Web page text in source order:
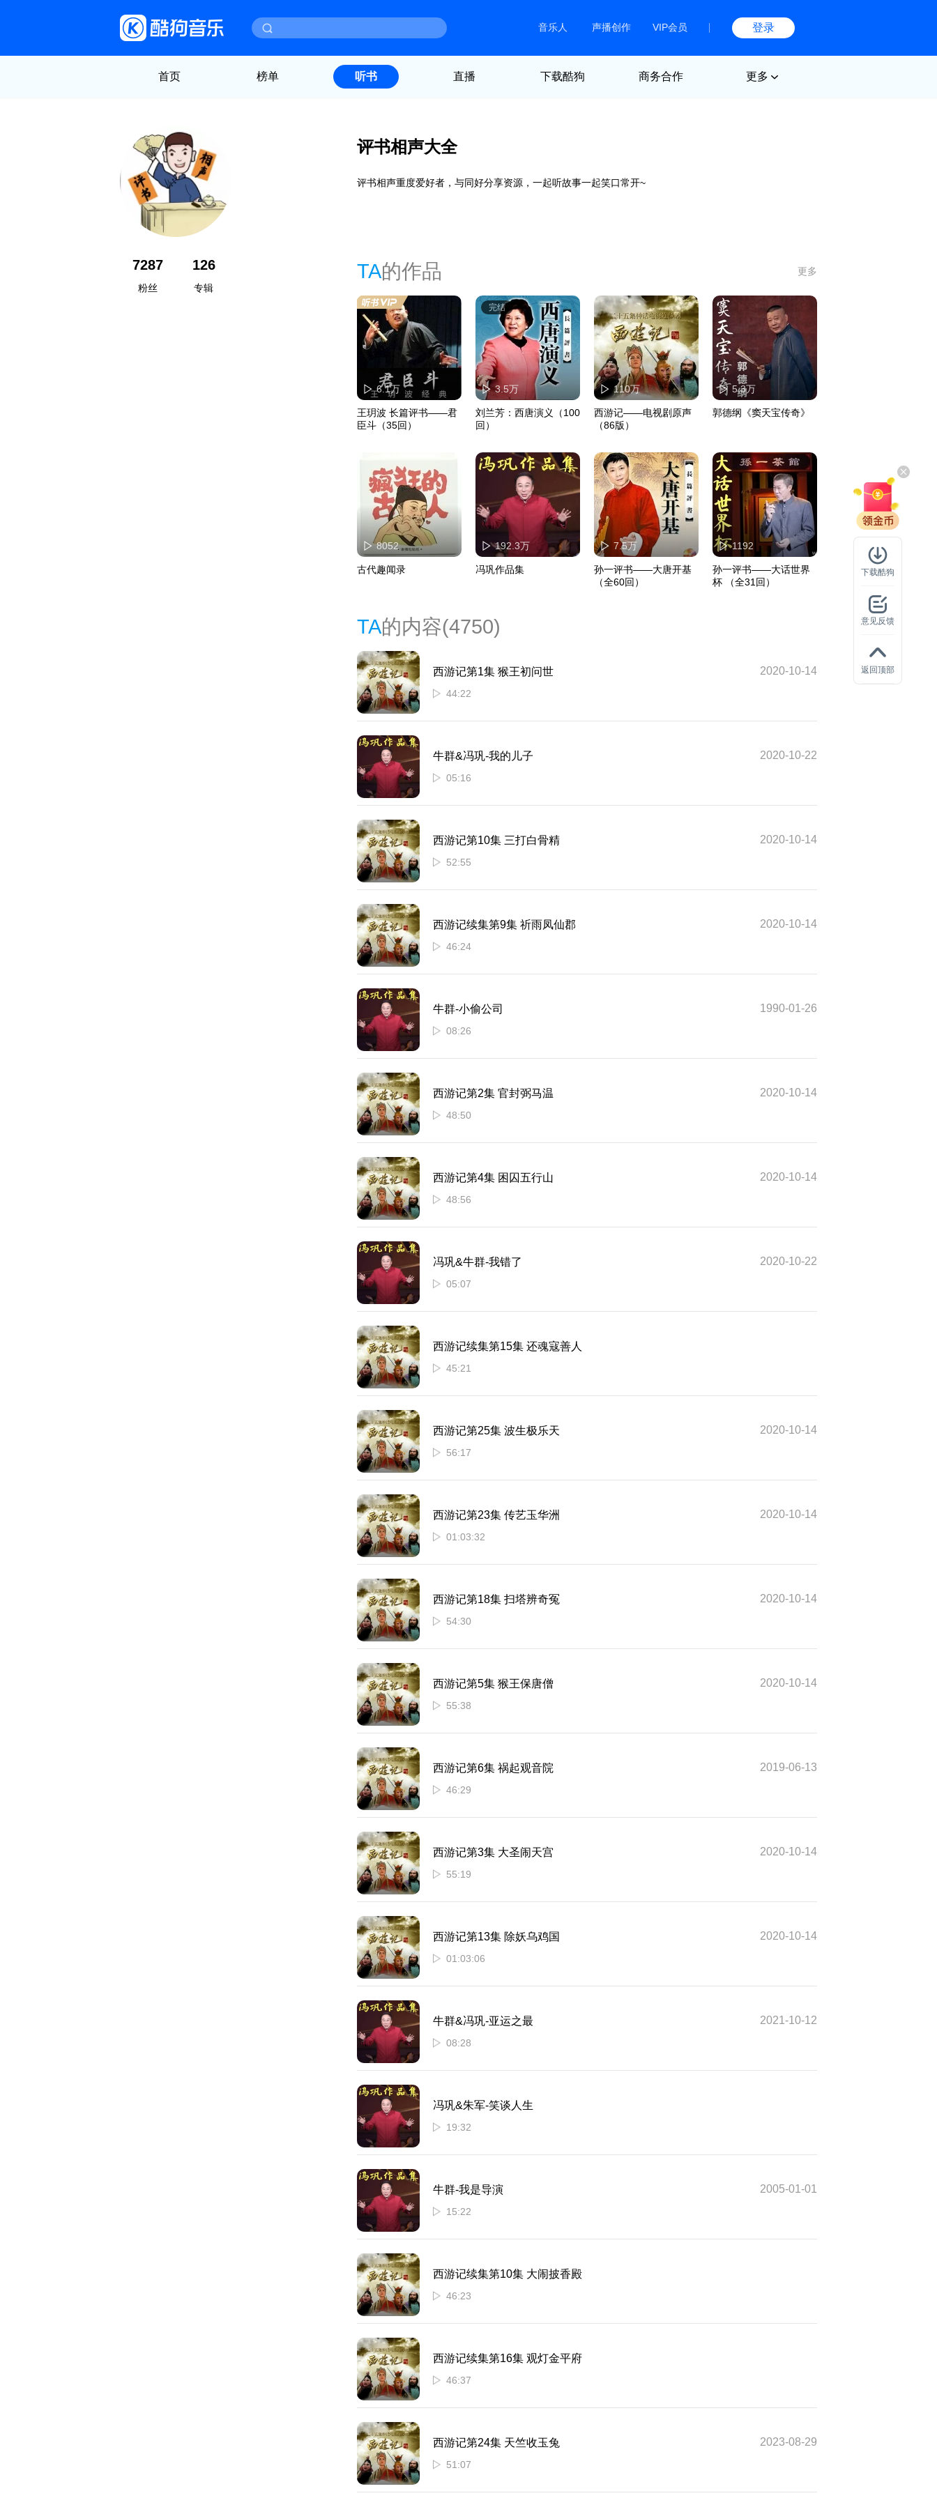
音乐人 声播创作 VIP会员 登录
首页 榜单 听书 直播 下载酷狗 商务合作 更多
7287
粉丝
126
专辑
评书相声大全
评书相声重度爱好者，与同好分享资源，一起听故事一起笑口常开~
TA的作品 更多
6.1万
王玥波 长篇评书——君
臣斗（35回）
完结
3.5万
刘兰芳：西唐演义（100
回）
110万
西游记——电视剧原声
（86版）
5.3万
郭德纲《窦天宝传奇》
8052
古代趣闻录
192.3万
冯巩作品集
7.5万
孙一评书——大唐开基
（全60回）
1192
孙一评书——大话世界
杯 （全31回）
TA的内容(4750)
西游记第1集 猴王初问世 2020-10-14
44:22
牛群&冯巩-我的儿子 2020-10-22
05:16
西游记第10集 三打白骨精 2020-10-14
52:55
西游记续集第9集 祈雨凤仙郡 2020-10-14
46:24
牛群-小偷公司 1990-01-26
08:26
西游记第2集 官封弼马温 2020-10-14
48:50
西游记第4集 困囚五行山 2020-10-14
48:56
冯巩&牛群-我错了 2020-10-22
05:07
西游记续集第15集 还魂寇善人
45:21
西游记第25集 波生极乐天 2020-10-14
56:17
西游记第23集 传艺玉华洲 2020-10-14
01:03:32
西游记第18集 扫塔辨奇冤 2020-10-14
54:30
西游记第5集 猴王保唐僧 2020-10-14
55:38
西游记第6集 祸起观音院 2019-06-13
46:29
西游记第3集 大圣闹天宫 2020-10-14
55:19
西游记第13集 除妖乌鸡国 2020-10-14
01:03:06
牛群&冯巩-亚运之最 2021-10-12
08:28
冯巩&朱军-笑谈人生
19:32
牛群-我是导演 2005-01-01
15:22
西游记续集第10集 大闹披香殿
46:23
西游记续集第16集 观灯金平府
46:37
西游记第24集 天竺收玉兔 2023-08-29
51:07
下载酷狗
意见反馈
返回顶部